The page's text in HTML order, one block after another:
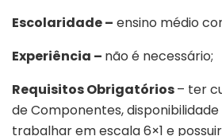
Escolaridade – ensino médio
Experiência – não é necessário;
Requisitos Obrigatórios– ter
de Componentes,
trabalhar em escala 6×1 e